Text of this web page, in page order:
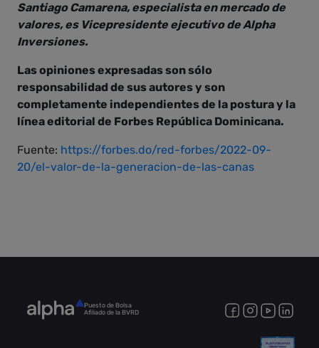
Santiago Camarena, especialista en mercado de
valores, es Vicepresidente ejecutivo de Alpha
Inversiones.
Las opiniones expresadas son sólo
responsabilidad de sus autores y son
completamente independientes de la postura y la
línea editorial de Forbes República Dominicana.
Fuente: https://forbes.do/red-forbes/2022-09-
20/el-valor-de-la-generacion-de-las-canas
Puesto de Bolsa
Afiliado de la BVRD